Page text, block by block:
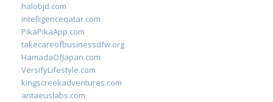
halobjd.com
intelligenceqatar.com
PikaPikaApp.com
takecareofbusinessdfw.org
HamadaOfJapan.com
VersifyLifestyle.com
kingscreekadventures.com
antaeuslabs.com